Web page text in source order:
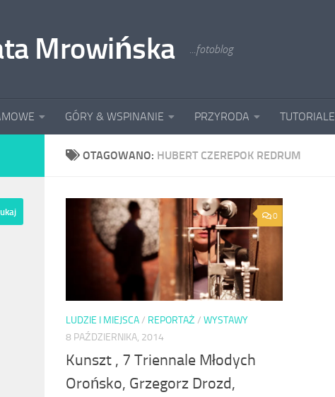
Mrowińska ...fotoblog
GÓRY & WSPINANIE PRZYRODA TUTORIALE
OTAGOWANO: HUBERT CZEREPOK REDRUM
0
LUDZIE I MIEJSCA/ REPORTAŻ/ WYSTAWY
8 PAŹDZIERNIKA, 2014
Kunszt , 7 Triennale Młodych
Orońsko, Grzegorz Drozd,